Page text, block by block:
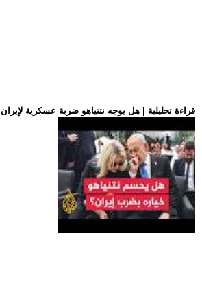
.. قراءة تحليلية | هل يوجه نتنياهو ضربة عسكرية